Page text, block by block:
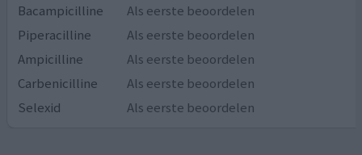
Bacampicilline
Als eerste beoordelen
Piperacilline
Als eerste beoordelen
Ampicilline
Als eerste beoordelen
Carbenicilline
Als eerste beoordelen
Selexid
Als eerste beoordelen